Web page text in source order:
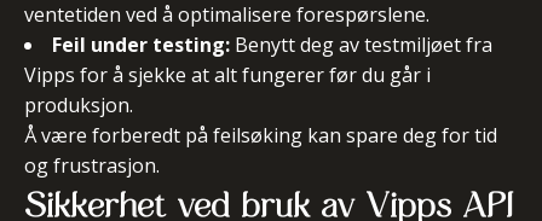
ventetiden ved å optimalisere forespørslene.
Feil under testing: Benytt deg av testmiljøet fra
Vipps for å sjekke at alt fungerer før du går i
produksjon.
Å være forberedt på feilsøking kan spare deg for tid
og frustrasjon.
Sikkerhet ved bruk av Vipps API